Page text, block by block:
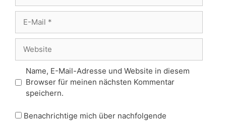
Mail
Name, E-Mail-Adresse und Website in diesem
Browser für meinen nächsten Kommentar
speichern.
Benachrichtige mich über nachfolgende